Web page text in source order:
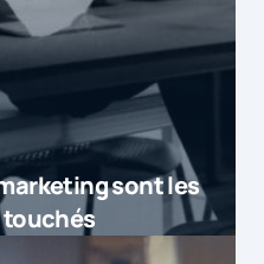
sont les